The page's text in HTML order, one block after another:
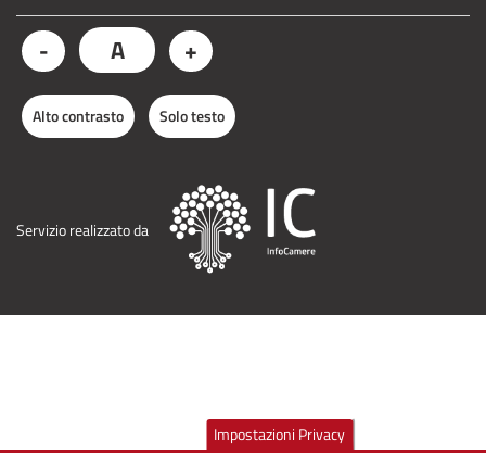
- A +
Alto contrasto Solo testo
Servizio realizzato da
Impostazioni Privacy